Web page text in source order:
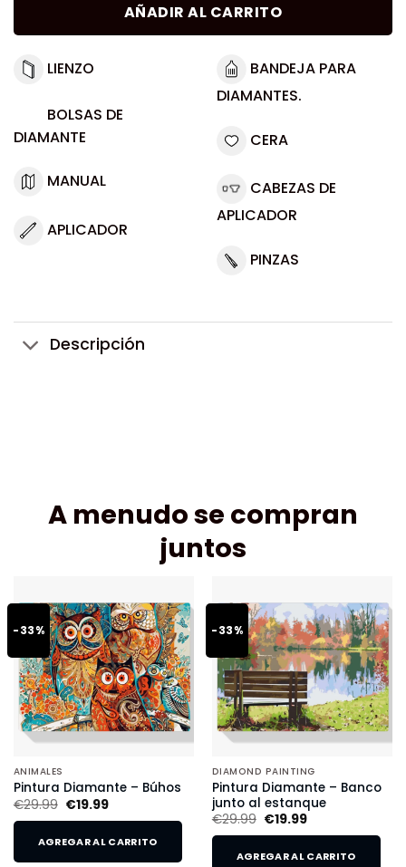
AÑADIR AL CARRITO
LIENZO
BOLSAS DE
DIAMANTE
MANUAL
APLICADOR
BANDEJA PARA
DIAMANTES.
CERA
CABEZAS DE
APLICADOR
PINZAS
Descripción
A menudo se compran
juntos
-33%
ANIMALES
Pintura Diamante – Búhos
€29.99 €19.99
AGREGAR AL CARRITO
-33%
DIAMOND PAINTING
Pintura Diamante – Banco
junto al estanque
€29.99 €19.99
AGREGAR AL CARRITO